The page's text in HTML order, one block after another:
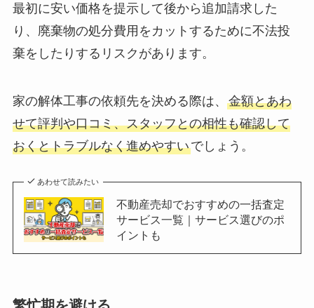
最初に安い価格を提示して後から追加請求した
り、廃棄物の処分費用をカットするために不法投
棄をしたりするリスクがあります。
家の解体工事の依頼先を決める際は、 金額とあわ
せて評判や口コミ、スタッフとの相性も確認して
おくとトラブルなく進めやすいでしょう。
あわせて読みたい
不動産売却でおすすめの一括査定
サービス一覧｜サービス選びのポ
イントも
繁忙期を避ける